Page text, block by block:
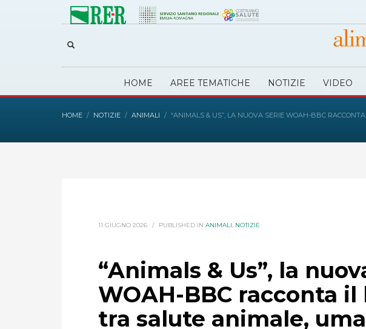
HOME AREE TEMATICHE NOTIZIE VIDEO
HOME NOTIZIE ANIMALI “ANIMALS & US”, LA NUOVA SERIE WOAH-BBC
11 GIUGNO 2026 / PUBLISHED IN ANIMALI, NOTIZIE
“Animals & Us”, la
WOAH-BBC racconta il
tra salute animale,